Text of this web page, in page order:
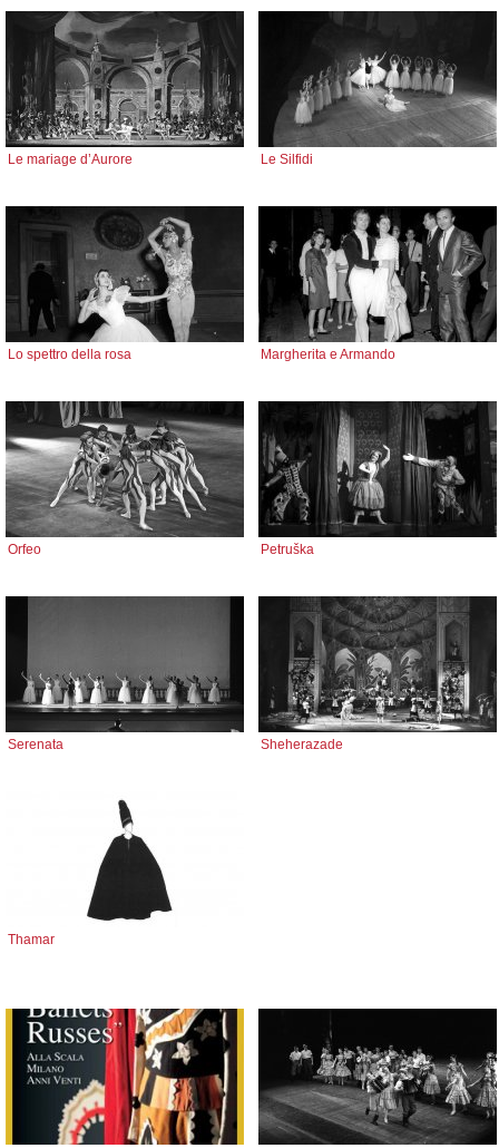
Le mariage d’Aurore Le Silfidi
Lo spettro della rosa Margherita e Armando
Orfeo Petruška
Serenata Sheherazade
Thamar